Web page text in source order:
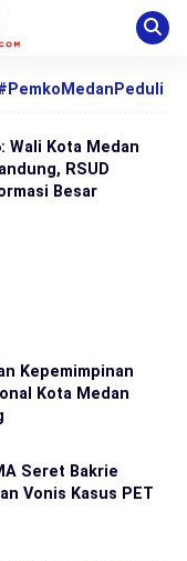
Wali Kota Medan
RSUD
Besar
Kepemimpinan
Kota Medan
Seret Bakrie
Vonis Kasus PET